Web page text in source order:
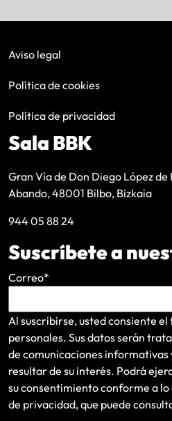
Aviso legal
Política de cookies
Política de privacidad
Sala BBK
Gran Vía de Don Diego López de
Abando, 48001 Bilbo, Bizkaia
944 05 88 24
Suscríbete a
Correo*
Al suscribirse, usted consiente
personales. Sus datos serán
de comunicaciones informativas
resultar de su interés. Podrá
su consentimiento conforme a
de privacidad, que puede